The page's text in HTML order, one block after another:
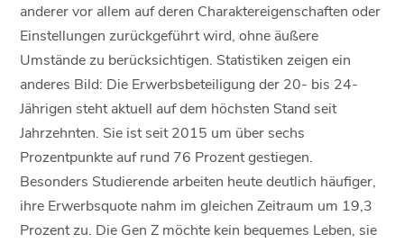
anderer vor allem auf deren Charaktereigenschaften oder
Einstellungen zurückgeführt wird, ohne äußere
Umstände zu berücksichtigen. Statistiken zeigen ein
anderes Bild: Die Erwerbsbeteiligung der 20- bis 24-
Jährigen steht aktuell auf dem höchsten Stand seit
Jahrzehnten. Sie ist seit 2015 um über sechs
Prozentpunkte auf rund 76 Prozent gestiegen.
Besonders Studierende arbeiten heute deutlich häufiger,
ihre Erwerbsquote nahm im gleichen Zeitraum um 19,3
Prozent zu. Die Gen Z möchte kein bequemes Leben, sie